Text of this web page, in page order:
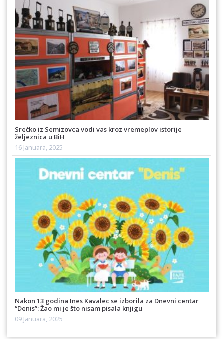
Srećko iz Semizovca vodi vas kroz vremeplov istorije
željeznica u BiH
16 Januara, 2025
Nakon 13 godina Ines Kavalec se izborila za Dnevni centar
“Denis”: Žao mi je što nisam pisala knjigu
09 Januara, 2025